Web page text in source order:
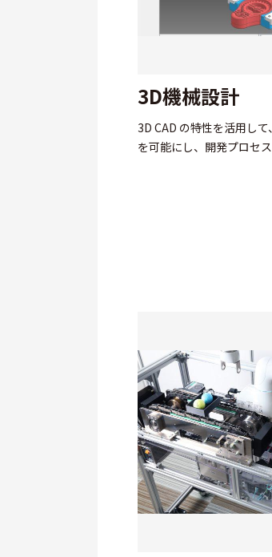
3D機械設計
3D CAD の特性を活用し
を可能にし、開発プロセス